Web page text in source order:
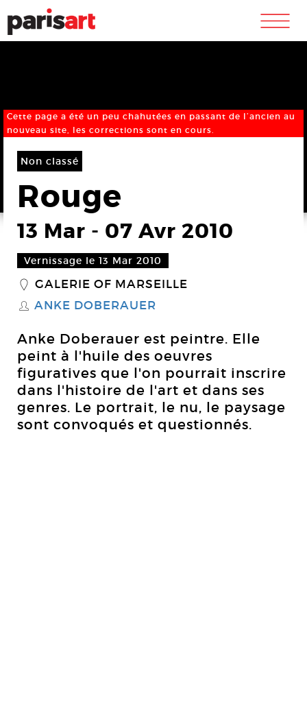
m
Cette page a été un peu chahutées en passant de l’ancien au
nouveau site, les corrections sont en cours.
Non classé
Rouge
13 Mar - 07 Avr 2010
Vernissage le 13 Mar 2010
_ GALERIE OF MARSEILLE
S ANKE DOBERAUER
Anke Doberauer est peintre. Elle
peint à l'huile des oeuvres
figuratives que l'on pourrait inscrire
dans l'histoire de l'art et dans ses
genres. Le portrait, le nu, le paysage
sont convoqués et questionnés.